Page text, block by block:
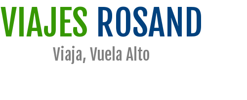
VIAJES ROSAND
Viaja, Vuela Alto